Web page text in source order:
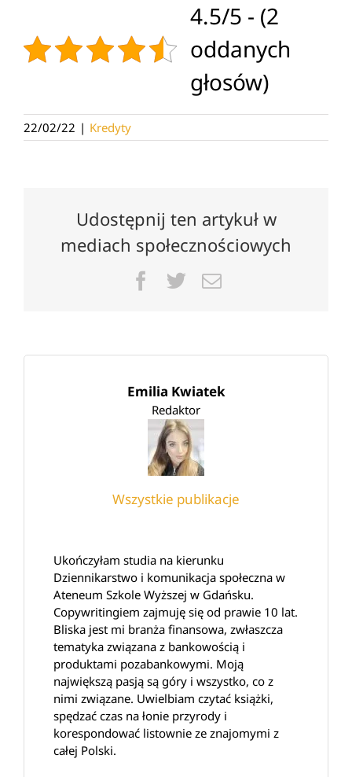
4.5/5 - (2
oddanych
głosów)
22/02/22 | Kredyty
Udostępnij ten artykuł w
mediach społecznościowych
Facebook
TwitterEmail
Emilia Kwiatek
Redaktor
Wszystkie publikacje
Ukończyłam studia na kierunku
Dziennikarstwo i komunikacja społeczna w
Ateneum Szkole Wyższej w Gdańsku.
Copywritingiem zajmuję się od prawie 10 lat.
Bliska jest mi branża finansowa, zwłaszcza
tematyka związana z bankowością i
produktami pozabankowymi. Moją
największą pasją są góry i wszystko, co z
nimi związane. Uwielbiam czytać książki,
spędzać czas na łonie przyrody i
korespondować listownie ze znajomymi z
całej Polski.